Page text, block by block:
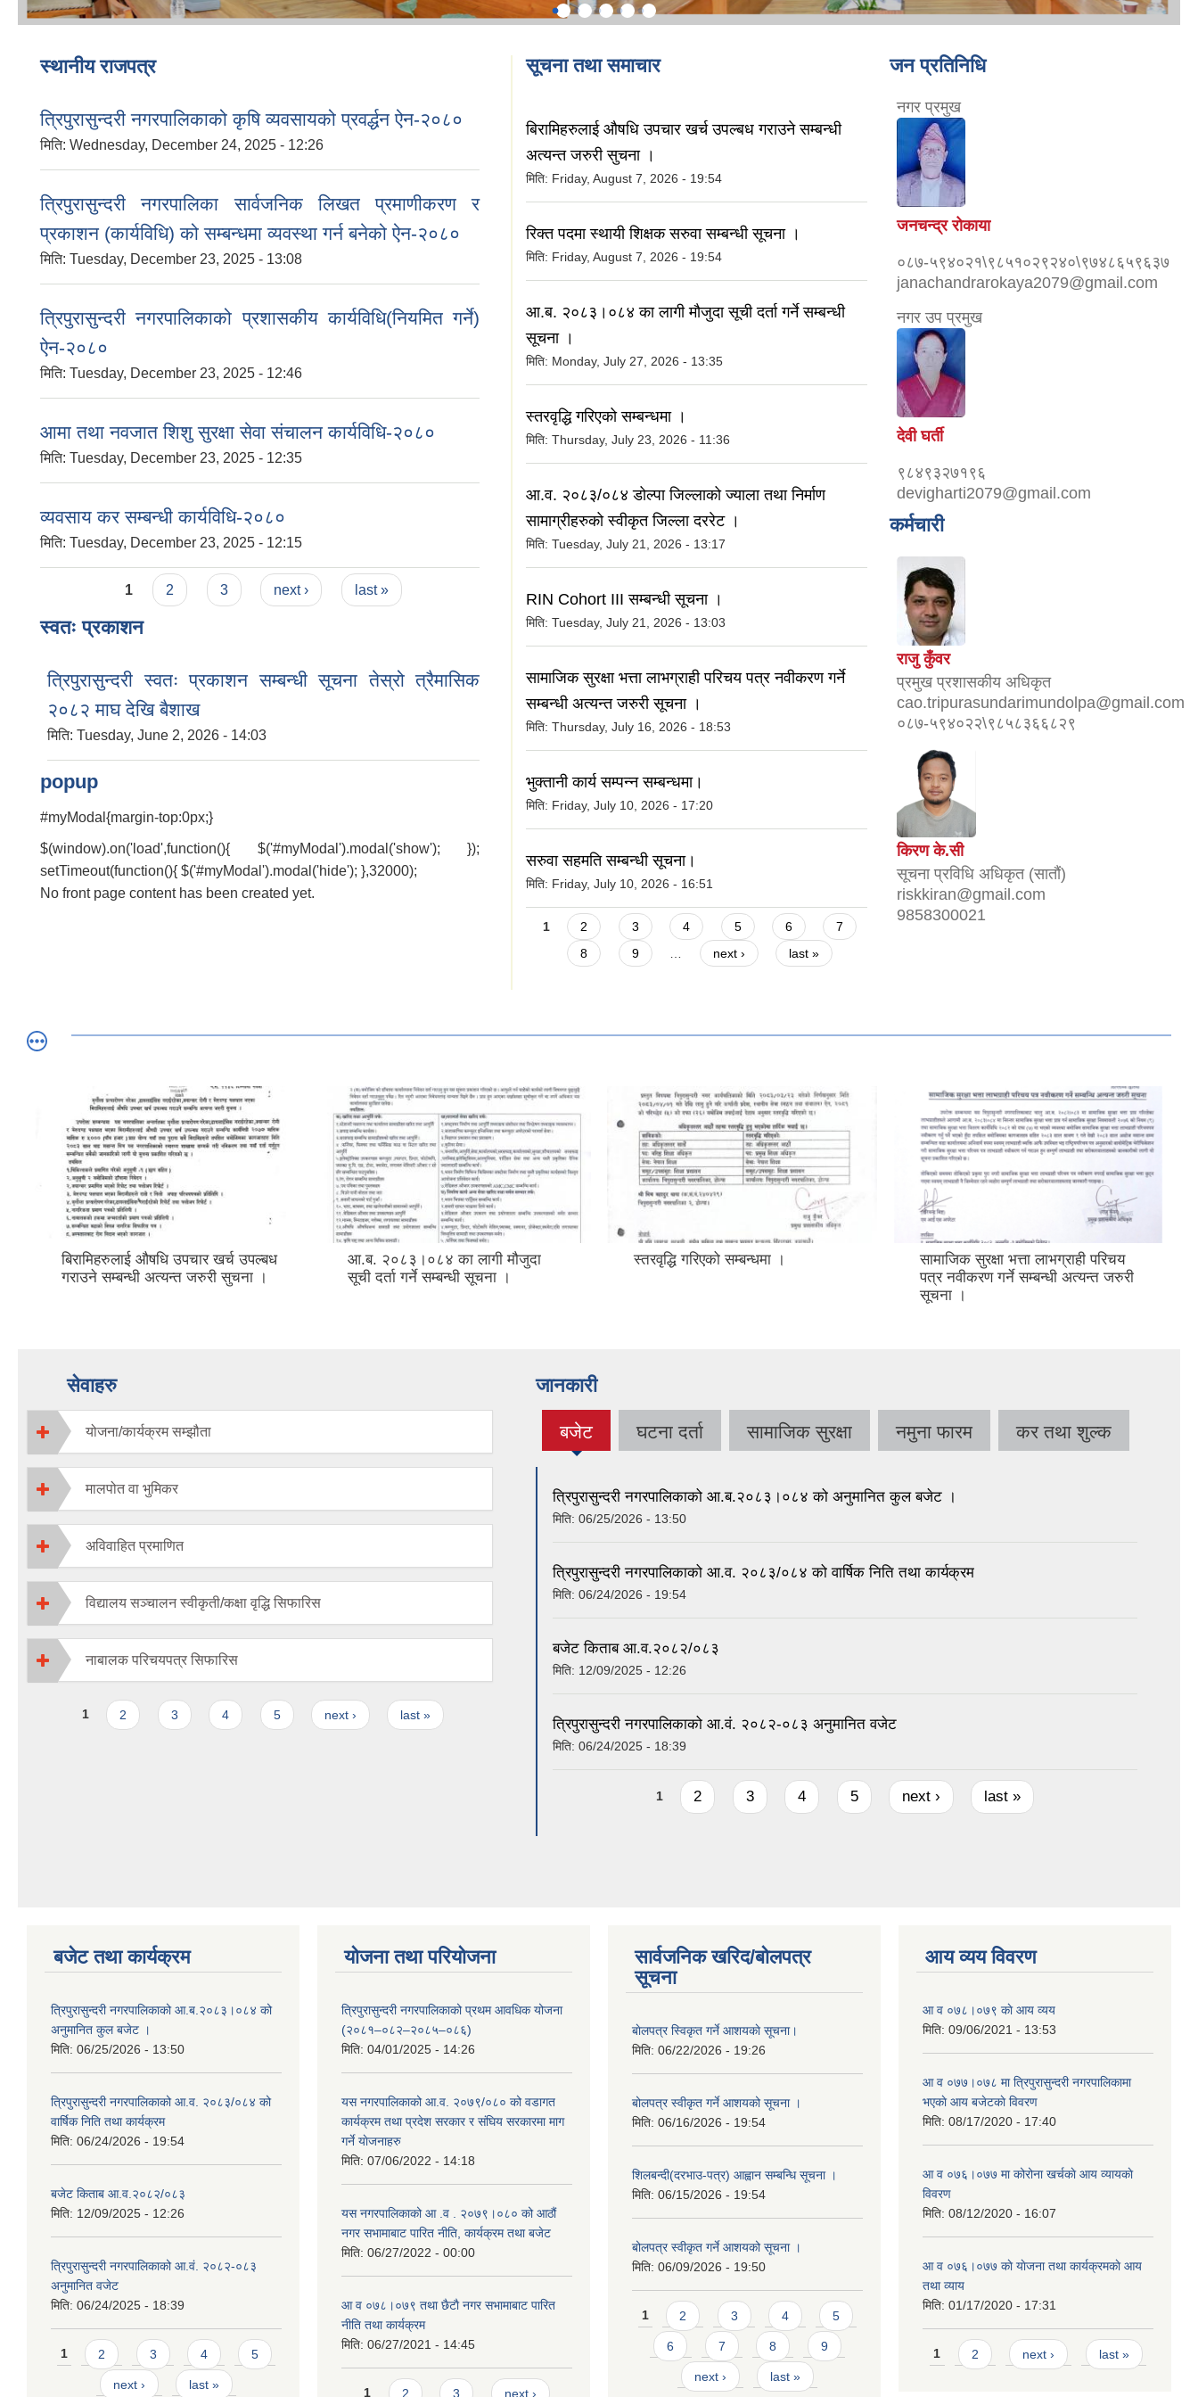
स्थानीय राजपत्र
त्रिपुरासुन्दरी नगरपालिकाको कृषि व्यवसायको प्रवर्द्धन ऐन-२०८०
मिति: Wednesday, December 24, 2025 - 12:26
त्रिपुरासुन्दरी नगरपालिका सार्वजनिक लिखत प्रमाणीकरण र
प्रकाशन (कार्यविधि) को सम्बन्धमा व्यवस्था गर्न बनेको ऐन-२०८०
मिति: Tuesday, December 23, 2025 - 13:08
त्रिपुरासुन्दरी नगरपालिकाको प्रशासकीय कार्यविधि(नियमित गर्ने)
ऐन-२०८०
मिति: Tuesday, December 23, 2025 - 12:46
आमा तथा नवजात शिशु सुरक्षा सेवा संचालन कार्यविधि-२०८०
मिति: Tuesday, December 23, 2025 - 12:35
व्यवसाय कर सम्बन्धी कार्यविधि-२०८०
मिति: Tuesday, December 23, 2025 - 12:15
1 2 3 next › last »
स्वतः प्रकाशन
त्रिपुरासुन्दरी स्वतः प्रकाशन सम्बन्धी सूचना तेस्रो त्रैमासिक
२०८२ माघ देखि बैशाख
मिति: Tuesday, June 2, 2026 - 14:03
popup
#myModal{margin-top:0px;}
$(window).on('load',function(){ $('#myModal').modal('show'); });
setTimeout(function(){ $('#myModal').modal('hide'); },32000);
No front page content has been created yet.
सूचना तथा समाचार
बिरामिहरुलाई ‍‌औषधि उपचार खर्च उपल्बध गराउने सम्बन्धी
अत्यन्त जरुरी सुचना ।
मिति: Friday, August 7, 2026 - 19:54
रिक्त पदमा स्थायी शिक्षक सरुवा सम्बन्धी सूचना ।
मिति: Friday, August 7, 2026 - 19:54
आ.ब. २०८३।०८४ का लागी मौजुदा सूची दर्ता गर्ने सम्बन्धी
सूचना ।
मिति: Monday, July 27, 2026 - 13:35
स्तरवृद्धि गरिएको सम्बन्धमा ।
मिति:Thursday, July 23, 2026 - 11:36
आ.व. २०८३/०८४ डोल्पा जिल्लाको ज्याला तथा निर्माण
सामाग्रीहरुको स्वीकृत जिल्ला दररेट ।
मिति:Tuesday, July 21, 2026 - 13:17
RIN Cohort III सम्बन्धी सूचना ।
मिति:Tuesday, July 21, 2026 - 13:03
सामाजिक सुरक्षा भत्ता लाभग्राही परिचय पत्र नवीकरण गर्ने
सम्बन्धी अत्यन्त जरुरी सूचना ।
मिति:Thursday, July 16, 2026 - 18:53
भुक्तानी कार्य सम्पन्न सम्बन्धमा।
मिति: Friday, July 10, 2026 - 17:20
सरुवा सहमति सम्बन्धी सूचना।
मिति: Friday, July 10, 2026 - 16:51
Pages
1 2 3 4 5 6
7
8
9 next › last »
जन प्रतिनिधि
नगर प्रमुख
जनचन्द्र रोकाया
०८७-५९४०२१\९८५१०२९२४०\९७४८६५९६३७
janachandrarokaya2079@gmail.com
नगर उप प्रमुख
देवी घर्ती
९८४९३२७१९६
devigharti2079@gmail.com
कर्मचारी
राजु कुँवर
प्रमुख प्रशासकीय अधिकृत
cao.tripurasundarimundolpa@gmail.com
०८७-५९४०२२\९८५८३६६८२९
किरण के.सी
सूचना प्रविधि अधिकृत (सातौं)
riskkiran@gmail.com
9858300021
बिरामिहरुलाई ‍‌औषधि उपचार खर्च उपल्बध
गराउने सम्बन्धी अत्यन्त जरुरी सुचना ।
आ.ब. २०८३।०८४ का लागी मौजुदा
सूची दर्ता गर्ने सम्बन्धी सूचना ।
स्तरवृद्धि गरिएको सम्बन्धमा ।
सामाजिक सुरक्षा भत्ता लाभग्राही परिचय
पत्र नवीकरण गर्ने सम्बन्धी अत्यन्त जरुरी
सूचना ।
सेवाहरु
योजना/कार्यक्रम सम्झौता
मालपोत वा भुमिकर
अविवाहित प्रमाणित
विद्यालय सञ्चालन स्वीकृती/कक्षा वृद्धि सिफारिस
नाबालक परिचयपत्र सिफारिस
Pages
1 2 3 4 5 next › last »
जानकारी
बजेट
(active
घटना दर्ता सामाजिक सुरक्षा नमुना फारम कर तथा शुल्क
त्रिपुरासुन्दरी नगरपालिकाको आ.ब.२०८३।०८४ को अनुमानित कुल बजेट ।
मिति:06/25/2026 - 13:50
त्रिपुरासुन्दरी नगरपालिकाको आ.व. २०८३/०८४ को वार्षिक निति तथा कार्यक्रम
मिति:06/24/2026 - 19:54
बजेट किताब आ.व.२०८२/०८३
मिति: 12/09/2025 - 12:26
त्रिपुरासुन्दरी नगरपालिकाको आ.वं. २०८२-०८३ अनुमानित वजेट
मिति:06/24/2025 - 18:39
1 2 3 4 5 next › last »
बजेट तथा कार्यक्रम
त्रिपुरासुन्दरी नगरपालिकाको आ.ब.२०८३।०८४ को
अनुमानित कुल बजेट ।
मिति: 06/25/2026 - 13:50
त्रिपुरासुन्दरी नगरपालिकाको आ.व. २०८३/०८४ को
वार्षिक निति तथा कार्यक्रम
मिति: 06/24/2026 - 19:54
बजेट किताब आ.व.२०८२/०८३
मिति: 12/09/2025 - 12:26
त्रिपुरासुन्दरी नगरपालिकाको आ.वं. २०८२-०८३
अनुमानित वजेट
मिति: 06/24/2025 - 18:39
Pages
1 2 3 4 5
next › last »
योजना तथा परियोजना
त्रिपुरासुन्दरी नगरपालिकाको प्रथम आवधिक योजना
(२०८१–०८२–२०८५–०८६)
मिति: 04/01/2025 - 14:26
यस नगरपालिकाको आ.व. २०७९/०८० को वडागत
कार्यक्रम तथा प्रदेश सरकार र संघिय सरकारमा माग
गर्ने याेजनाहरु
मिति: 07/06/2022 - 14:18
यस नगरपालिकाको आ‍ .व . २०७९।०८० को आठौं
नगर सभामाबाट पारित नीति, कार्यक्रम तथा बजेट
मिति: 06/27/2022 - 00:00
आ‍ व ०७८।०७९ तथा छैटाै नगर सभामाबाट पारित
नीति तथा कार्यक्रम
मिति: 06/27/2021 - 14:45
Pages
1 2 3 next ›
सार्वजनिक खरिद/बोलपत्र
सूचना
बाेलपत्र स्विकृत गर्ने आशयकाे सूचना।
मिति: 06/22/2026 - 19:26
बोलपत्र स्वीकृत गर्ने आशयको सूचना ।
मिति: 06/16/2026 - 19:54
शिलबन्दी(दरभाउ-पत्र) आह्वान सम्बन्धि सूचना ।
मिति: 06/15/2026 - 19:54
बोलपत्र स्वीकृत गर्ने आशयको सूचना ।
मिति: 06/09/2026 - 19:50
Pages
1 2 3 4 5
6 7 8 9
next › last »
आय व्यय विवरण
आ‍ व ०७८।०७९ काे आय व्यय
मिति: 09/06/2021 - 13:53
आ व ०७७।०७८ मा त्रिपुरासुन्दरी नगरपालिकामा
भएकाे आय बजेटकाे विवरण
मिति: 08/17/2020 - 17:40
आ व ०७६।०७७ मा कोरोना खर्चकाे आय व्यायकाे
विवरण
मिति: 08/12/2020 - 16:07
आ व‍ ०७६।०७७ काे याेजना तथा कार्यक्रमकाे आय
तथा व्याय
मिति: 01/17/2020 - 17:31
Pages
1 2 next › last »